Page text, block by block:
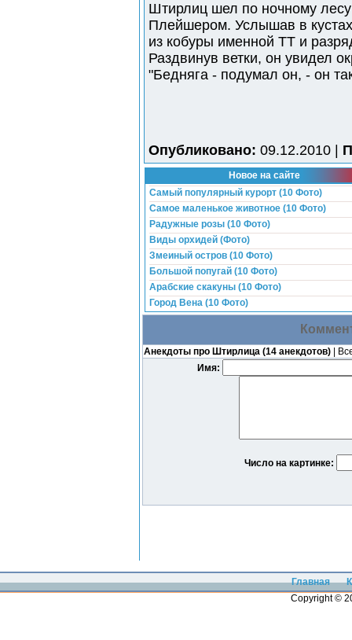
Штирлиц шел по ночному
Плейшером. Услышав в
из кобуры именной ТТ и
Раздвинув ветки, он увидел
"Бедняга - подумал он, - он
Опубликовано: 09.12.2010 |
Новое на сайте
Самый популярный курорт (10 Фото)
Самое маленькое животное (10 Фото)
Радужные розы (10 Фото)
Виды орхидей (Фото)
Змеиный остров (10 Фото)
Большой попугай (10 Фото)
Арабские скакуны (10 Фото)
Город Вена (10 Фото)
Анекдоты про Штирлица (14 анекдотов) |
Имя:
Число на картинке:
Главная
Copyright ©